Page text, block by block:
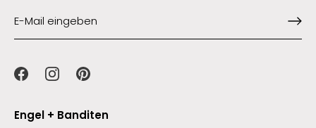
Engel + Banditen